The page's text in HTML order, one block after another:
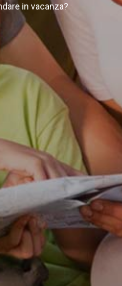
in vacanza?